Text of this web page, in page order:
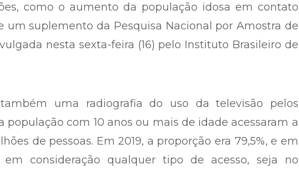
como o aumento da população idosa em contato
suplemento da Pesquisa Nacional por Amostra de
nesta sexta-feira (16) pelo Instituto Brasileiro de
uma radiografia do uso da televisão pelos
população com 10 anos ou mais de idade acessaram a
de pessoas. Em 2019, a proporção era 79,5%, e em
em consideração qualquer tipo de acesso, seja no